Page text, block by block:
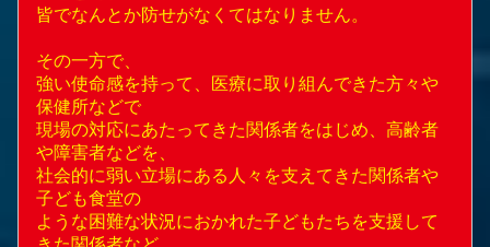
皆でなんとか防せがなくてはなりません。
その一方で、
強い使命感を持って、医療に取り組んできた方々や
保健所などで
現場の対応にあたってきた関係者をはじめ、高齢者
や障害者などを、
社会的に弱い立場にある人々を支えてきた関係者や
子ども食堂の
ような困難な状況におかれた子どもたちを支援して